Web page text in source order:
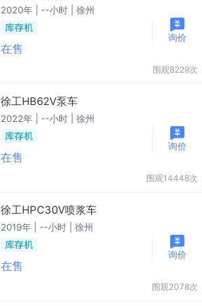
2020年 | --小时 | 徐州
在售
围观8229次
询价
徐工HB62V泵车
2022年 | --小时 | 徐州
在售
围观14448次
询价
徐工HPC30V喷浆车
2019年 | --小时 | 徐州
在售
围观2078次
询价